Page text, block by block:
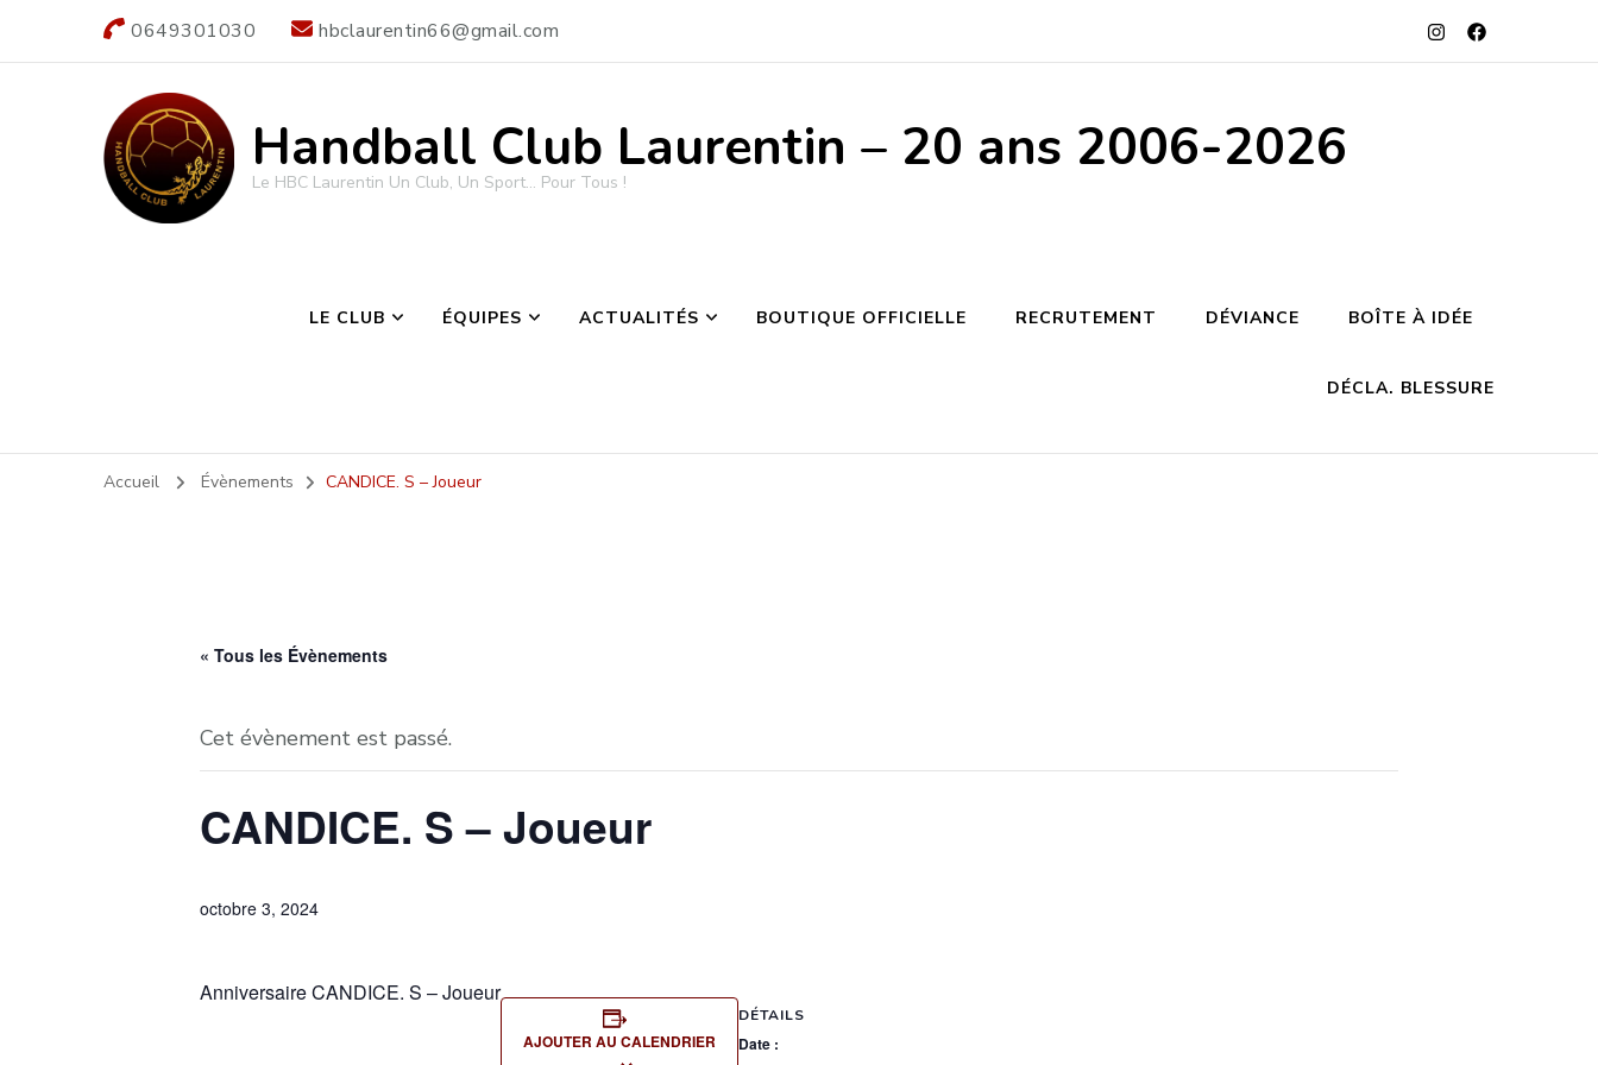
0649301030 hbclaurentin66@gmail.com
Handball Club Laurentin – 20 ans 2006-2026
Le HBC Laurentin Un Club, Un Sport… Pour Tous !
LE CLUB ÉQUIPES ACTUALITÉS BOUTIQUE OFFICIELLE RECRUTEMENT DÉVIANCE BOÎTE À IDÉE
DÉCLA. BLESSURE
Accueil Évènements CANDICE. S – Joueur
« Tous les Évènements
Cet évènement est passé.
CANDICE. S – Joueur
octobre 3, 2024
Anniversaire CANDICE. S – Joueur
AJOUTER AU CALENDRIER
DÉTAILS
Date :